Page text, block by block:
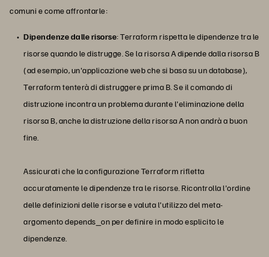
comuni e come affrontarle:
Dipendenze dalle risorse: Terraform rispetta le dipendenze tra le
risorse quando le distrugge. Se la risorsa A dipende dalla risorsa B
(ad esempio, un'applicazione web che si basa su un database),
Terraform tenterà di distruggere prima B. Se il comando di
distruzione incontra un problema durante l'eliminazione della
risorsa B, anche la distruzione della risorsa A non andrà a buon
fine.
Assicurati che la configurazione Terraform rifletta
accuratamente le dipendenze tra le risorse. Ricontrolla l'ordine
delle definizioni delle risorse e valuta l'utilizzo del meta-
argomento depends_on per definire in modo esplicito le
dipendenze.